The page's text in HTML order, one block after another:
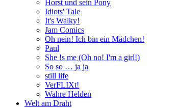
Horst und sein Pony
Idiots' Tale
It's Walky!
Jam Comics
Oh nein! Ich bin ein Mädchen!
Paul
She !s me (Oh no! I'm a girl!)
So so … ja ja
still life
VerFLIXt!
Wahre Helden
Welt am Draht